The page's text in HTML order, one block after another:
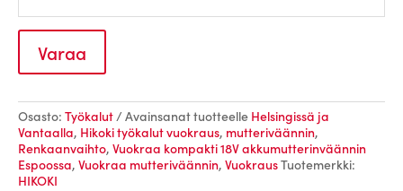
Varaa
Osasto: Työkalut Avainsanat tuotteelle Helsingissä ja
Vantaalla, Hikoki työkalut vuokraus, mutteriväännin,
Renkaanvaihto, Vuokraa kompakti 18V akkumutterinväännin
Espoossa, Vuokraa mutteriväännin, VuokrausTuotemerkki:
HIKOKI